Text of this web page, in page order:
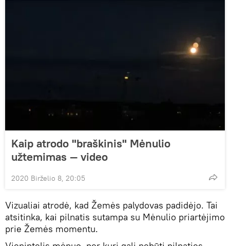
Kaip atrodo "braškinis" Mėnulio
užtemimas — video
2020 Birželio 8, 20:05
Vizualiai atrodė, kad Žemės palydovas padidėjo. Tai
atsitinka, kai pilnatis sutampa su Mėnulio priartėjimo
prie Žemės momentu.